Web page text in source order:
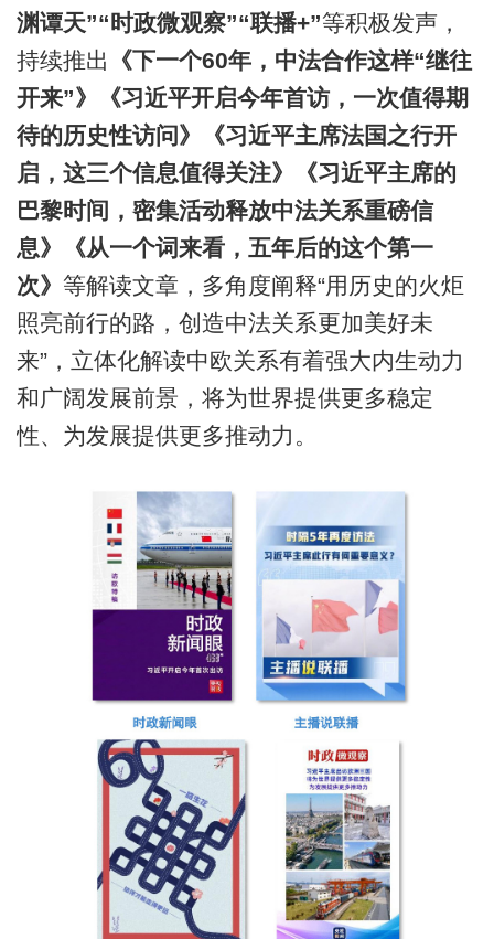
渊谭天”“时政微观察”“联播+”等积极发声，
持续推出
《下一个60年， 中法合作这样“继往
开来”》
《习近平开启今年首访，一次值得期
待的历史性访问》《习近平主席法国之行开
启，这三个信息值得关注》《习近平主席的
巴黎时间，密集活动释放中法关系重磅信
息》
《从一个词来看，五年后的这个第一
次》 等解读文章，多角度阐释“用历史的火炬
照亮前行的路，创造中法关系更加美好未
来”，立体化解读中欧关系有着强大内生动力
和广阔发展前景，将为世界提供更多稳定
性、为发展提供更多推动力。